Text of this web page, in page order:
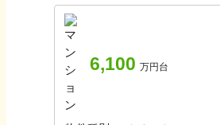
6,100 万円台